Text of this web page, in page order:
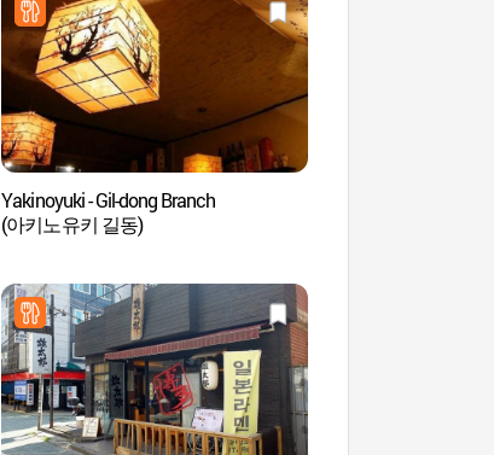
Yakinoyuki - Gil-dong Branch
(아키노유키 길동)